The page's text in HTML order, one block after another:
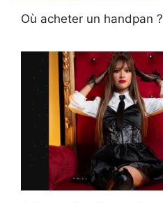
Où acheter un handpan ?